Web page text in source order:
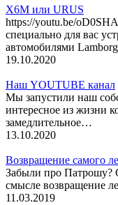
X6M или URUS
https://youtu.be/
специально для вас
автомобилями
19.10.2020
Наш YOUTUBE канал
Мы запустили наш
интересное из жизни
замедлительное…
13.10.2020
Возвращение самого
Забыли про Патрошу?
смысле возвращение
11.03.2019